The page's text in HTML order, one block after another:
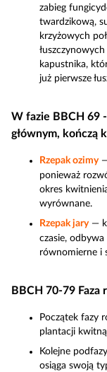
zabieg
twardzikową,
krzyżowych
kapustnika,
już pierwsze
W fazie BBCH 69
głównym, kończą
Rzepak ozimy—
ponieważ
okres
wyrównane.
Rzepak jary—
czasie,
równomierne i
BBCH 70-79 Faza
Początek fazy
plantacji
Kolejne
osiąga swoją